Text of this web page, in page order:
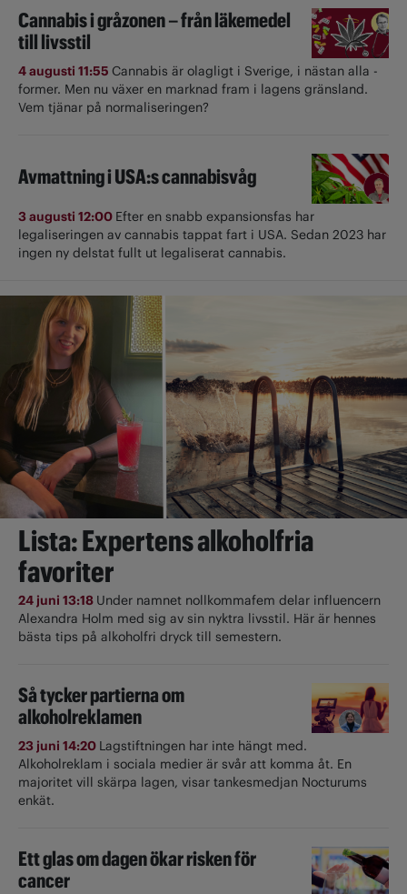
Cannabis i gråzonen – från läkemedel
till livsstil
4 augusti 11:55 Cannabis är olagligt i ­Sverige, i nästan alla ­
former. Men nu växer en marknad fram i lagens gränsland.
Vem tjänar på normaliseringen?
Avmattning i USA:s cannabisvåg
3 augusti 12:00 Efter en snabb expansionsfas har
legaliseringen av cannabis tappat fart i USA. Sedan 2023 har
ingen ny delstat fullt ut ­legaliserat cannabis.
Lista: Expertens alkoholfria
favoriter
24 juni 13:18 Under namnet nollkommafem delar influencern
Alexandra Holm med sig av sin nyktra livsstil. Här är hennes
bästa tips på alkoholfri dryck till semestern.
Så tycker partierna om
alkoholreklamen
23 juni 14:20 Lagstiftningen har inte hängt med.
Alkoholreklam i sociala medier är svår att komma åt. En
majoritet vill skärpa lagen, visar tankesmedjan Nocturums
enkät.
Ett glas om dagen ökar risken för
cancer